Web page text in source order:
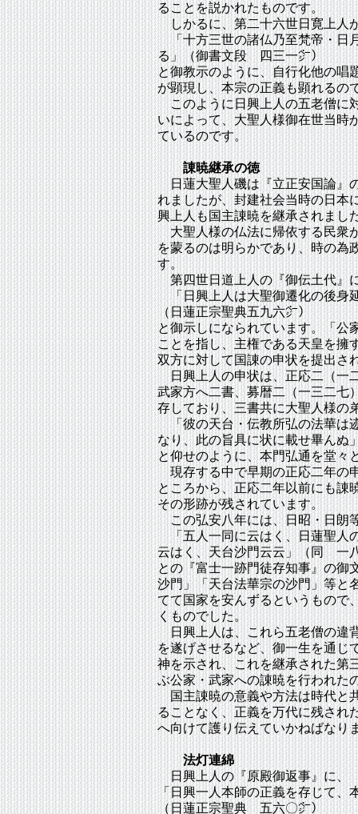
ることを説かれたものです。
しかるに、第二十六世日寛上人
「十方三世の諸仏乃至梵帝・日
る」（御書文段 四三一㌻）
と御教示のように、自行化他の唱
が顕現し、本宗の正義も顕れるの
このように日興上人の五老僧に
いによって、大聖人様御在世当時
ているのです。
諌暁継承の徳
日蓮大聖人磯は『立正安国論』
れましたが、封建社会当時の日本
興上人も国主諌暁を継承されまし
大聖人様の仏法に帰依する民衆
を蒙るのは明らかであり、時の為
す。
第四世日道上人の『御伝土代』
「日興上人は大聖御遷化の後身
（日蓮正宗聖典五九六㌻）
と御示しになられています。「公
ことを指し、主権である天皇を擁
双方に対して国諌の申状を提出さ
日興上人の申状は、正応二（一
武家方へ二書、募暦二（一三二七
存しており、三書共に大聖人様の
「彼の天台・伝教所弘の法華は
なり、此の旨具に状に載せ畢ん
と仰せのように、本門弘通を堂々
現存する中で早期の正応二年の
ところから、正応二年以前にも諌
その形跡が残されています。
この弘安八年には、日昭・日朗
「五人一同に云はく、日蓮聖人
云はく、天台沙門云云」（同 一
との『富士一跡門徒存知事』の御
沙門」「天台法華宗の沙門」等と
てて国家を安んずるというもので
くものでした。
日興上人は、これら五老僧の違
を遂げさせるなど、御一生を通じ
神を示され、これを継承された第
ぶ公家・武家への諌暁を行われた
国主諌暁の意義や方法は時代と
ることなく、正義を万代に残され
へ向けて護り伝えていかねばなり
法灯連綿
日興上人の『原殿御返事』に、
「日興一人本師の正義を存じて、
（日蓮正宗聖典 五六〇㌻）